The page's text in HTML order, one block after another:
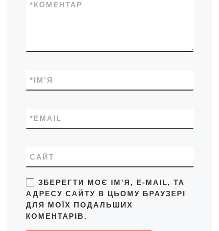
КОМЕНТАР
*
ІМ'Я
*
EMAIL
*
САЙТ
ЗБЕРЕГТИ МОЄ ІМ'Я, E-MAIL, ТА
АДРЕСУ САЙТУ В ЦЬОМУ БРАУЗЕРІ
ДЛЯ МОЇХ ПОДАЛЬШИХ
КОМЕНТАРІВ.